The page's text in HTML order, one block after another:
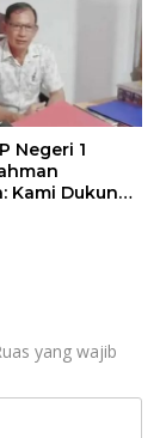
Negeri 1
Kami Dukung
yang wajib